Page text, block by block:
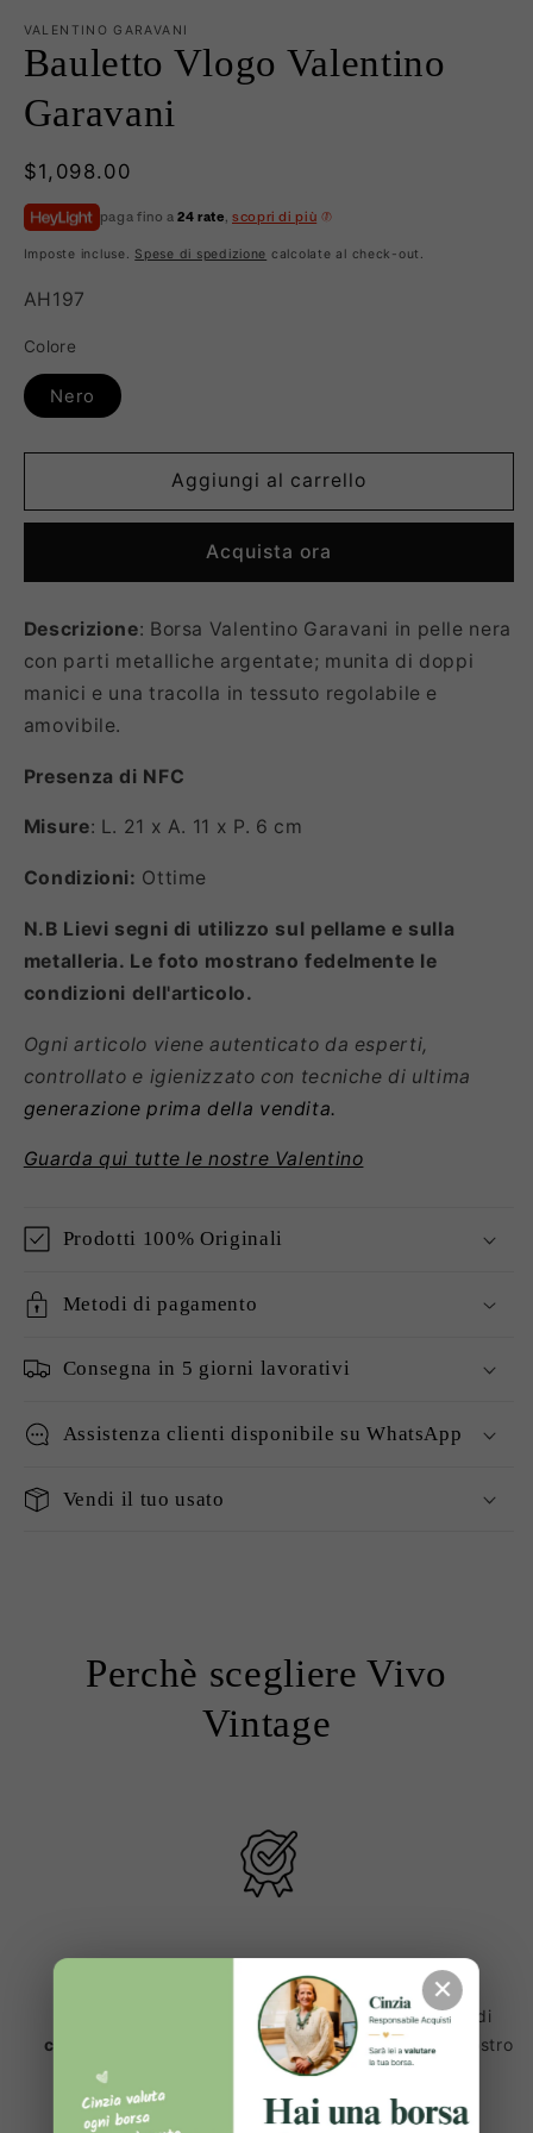
VALENTINO GARAVANI
Bauletto Vlogo Valentino
Garavani
Prezzo
di
listino
$1,098.00
paga fino a24 rate scopri di più
Imposte incluse. Spese di spedizione calcolate al check-out.
SKU:
AH197
Colore
Nero
Aggiungi al carrello
Acquista ora
Descrizione: Borsa Valentino Garavani in pelle nera
con parti metalliche argentate; munita di doppi
manici e una tracolla in tessuto regolabile e
amovibile.
Presenza di NFC
Misure: L. 21 x A. 11 x P. 6 cm
Condizioni: Ottime
N.B Lievi segni di utilizzo sul pellame e sulla
metalleria. Le foto mostrano fedelmente le
condizioni dell'articolo.
Ogni articolo viene autenticato da esperti,
controllato e igienizzato con tecniche di ultima
generazione prima della vendita.
Guarda qui tutte le nostre Valentino
Prodotti 100% Originali
Metodi di pagamento
Consegna in 5 giorni lavorativi
Assistenza clienti disponibile su WhatsApp
Vendi il tuo usato
Perchè scegliere Vivo
Vintage
Prodotti 100% Originali ✔️
Ogni articolo viene sottoposto a una lunga serie di
controlli e verifiche
, prima di essere inserito sul nostro
sito
✕